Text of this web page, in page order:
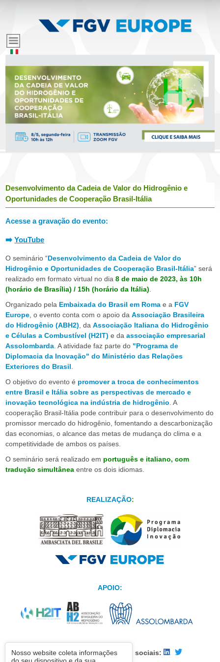
conteúdo
E
v
e
n
s
F
G
V
Desenvolvimento da Cadeia de Valor do Hidrogênio e
Oportunidades de Cooperação Brasil-Itália
Acesse a gravação do evento:
➡️YouTube
O seminário “Desenvolvimento da Cadeia de Valor do
Hidrogênio e Oportunidades de Cooperação Brasil-Itália” será
realizado em formato virtual no dia8 de maio de 2023, às 10h
(horário de Brasília) / 15h (horário da Itália)
Organizado pela Embaixada do Brasil em Roma e a FGV
Europe , o evento conta com o apoio daAssociação Brasileira
do Hidrogênio (ABH2) , daAssociação Italiana do Hidrogênio
e Células a Combustível (H2IT) e daassociação empresarial
Assolombarda . A atividade faz parte do "Programa de
Diplomacia da Inovação" do Ministério das Relações
Exteriores do Brasil
O objetivo do evento é promover a troca de conhecimentos
entre Brasil e Itália sobre as perspectivas de mercado e
inovação tecnológica na indústria de hidrogênio . A
cooperação Brasil-Itália pode contribuir para o desenvolvimento do
promissor mercado do hidrogênio, fomentando a descarbonização
das economias, o alcance das metas de mudança do clima e a
competitividade de ambos os países.
O seminário será realizado em português e italiano, com
tradução simultânea entre os dois idiomas.
REALIZAÇÃO:
APOIO:
Siga FGV Europe nas mídias sociais:
Nosso website coleta informações